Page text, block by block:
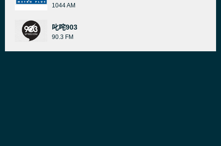
1044 AM
叱咤903
90.3 FM